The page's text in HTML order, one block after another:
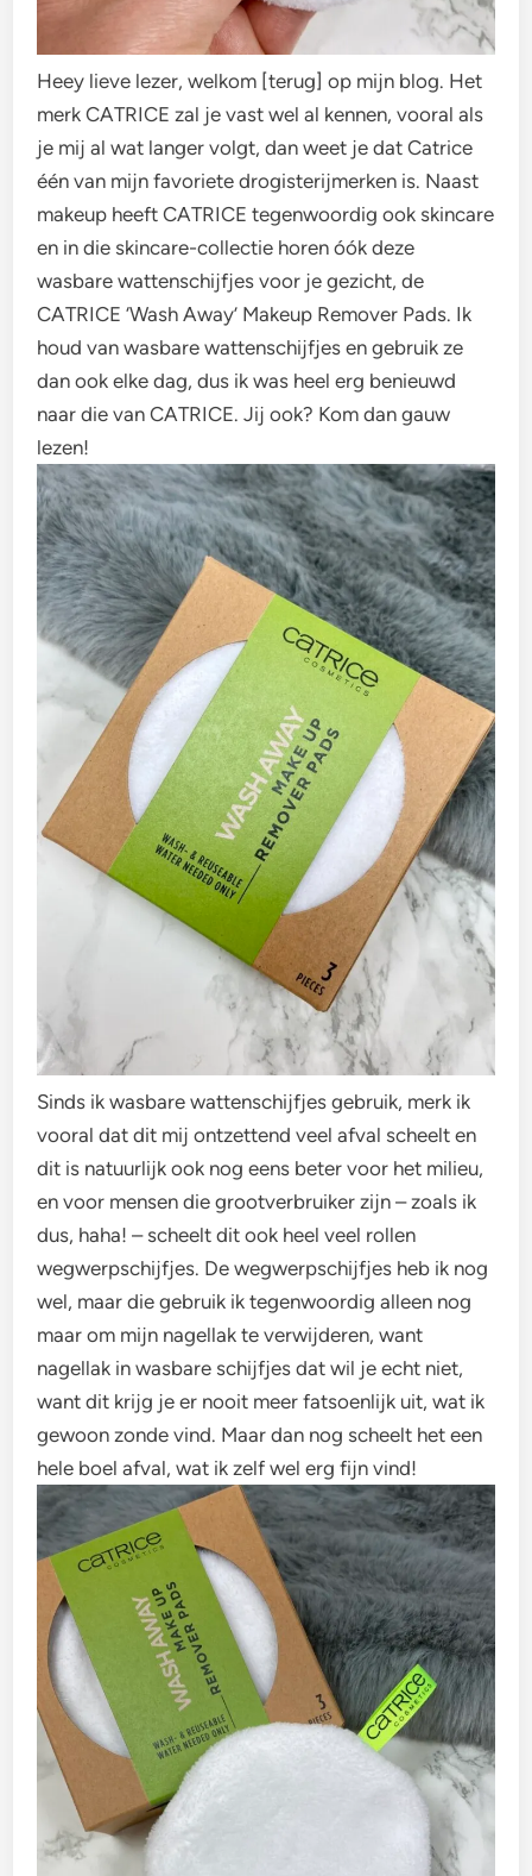
Heey lieve lezer, welkom [terug] op mijn blog. Het
merk CATRICE zal je vast wel al kennen, vooral als
je mij al wat langer volgt, dan weet je dat Catrice
één van mijn favoriete drogisterijmerken is. Naast
makeup heeft CATRICE tegenwoordig ook skincare
en in die skincare-collectie horen óók deze
wasbare wattenschijfjes voor je gezicht, de
CATRICE ‘Wash Away’ Makeup Remover Pads. Ik
houd van wasbare wattenschijfjes en gebruik ze
dan ook elke dag, dus ik was heel erg benieuwd
naar die van CATRICE. Jij ook? Kom dan gauw
lezen!
Sinds ik wasbare wattenschijfjes gebruik, merk ik
vooral dat dit mij ontzettend veel afval scheelt en
dit is natuurlijk ook nog eens beter voor het milieu,
en voor mensen die grootverbruiker zijn – zoals ik
dus, haha! – scheelt dit ook heel veel rollen
wegwerpschijfjes. De wegwerpschijfjes heb ik nog
wel, maar die gebruik ik tegenwoordig alleen nog
maar om mijn nagellak te verwijderen, want
nagellak in wasbare schijfjes dat wil je echt niet,
want dit krijg je er nooit meer fatsoenlijk uit, wat ik
gewoon zonde vind. Maar dan nog scheelt het een
hele boel afval, wat ik zelf wel erg fijn vind!